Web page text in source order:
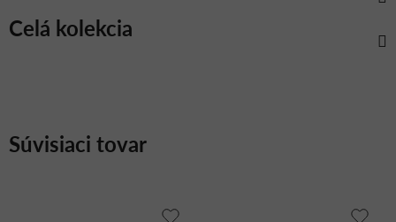
Celá kolekcia
Súvisiaci tovar